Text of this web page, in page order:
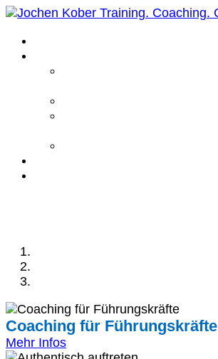
Coaching für Führungskräfte
Mehr Infos